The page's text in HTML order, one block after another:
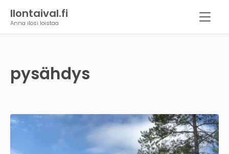
Ilontaival.fi
Anna ilosi loistaa
pysähdys